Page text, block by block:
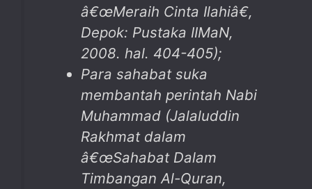
â€œMeraih Cinta Ilahiâ€,
Depok: Pustaka IIMaN,
2008. hal. 404-405);
Para sahabat suka
membantah perintah Nabi
Muhammad (Jalaluddin
Rakhmat dalam
â€œSahabat Dalam
Timbangan Al-Quran,